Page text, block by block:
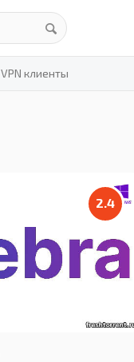
VPN клиенты
2.4